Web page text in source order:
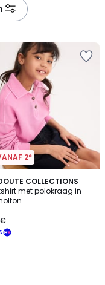
2*
COLLECTIONS
met polokraag in